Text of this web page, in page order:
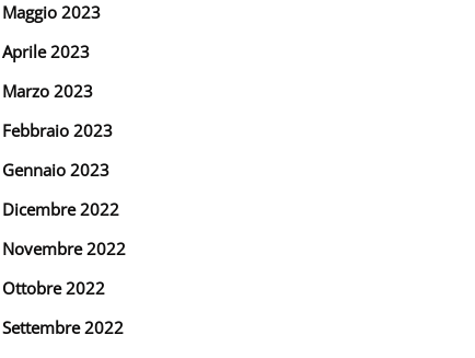
Maggio 2023
Aprile 2023
Marzo 2023
Febbraio 2023
Gennaio 2023
Dicembre 2022
Novembre 2022
Ottobre 2022
Settembre 2022